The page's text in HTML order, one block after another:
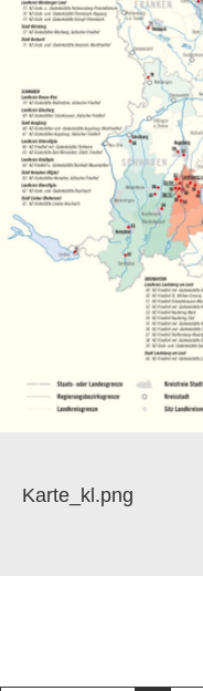
Karte_kl.png